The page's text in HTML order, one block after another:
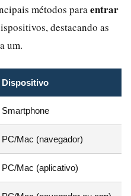
métodos para entrar
destacando as
um.
Dispositivo
Smartphone
PC/Mac (navegador)
PC/Mac (aplicativo)